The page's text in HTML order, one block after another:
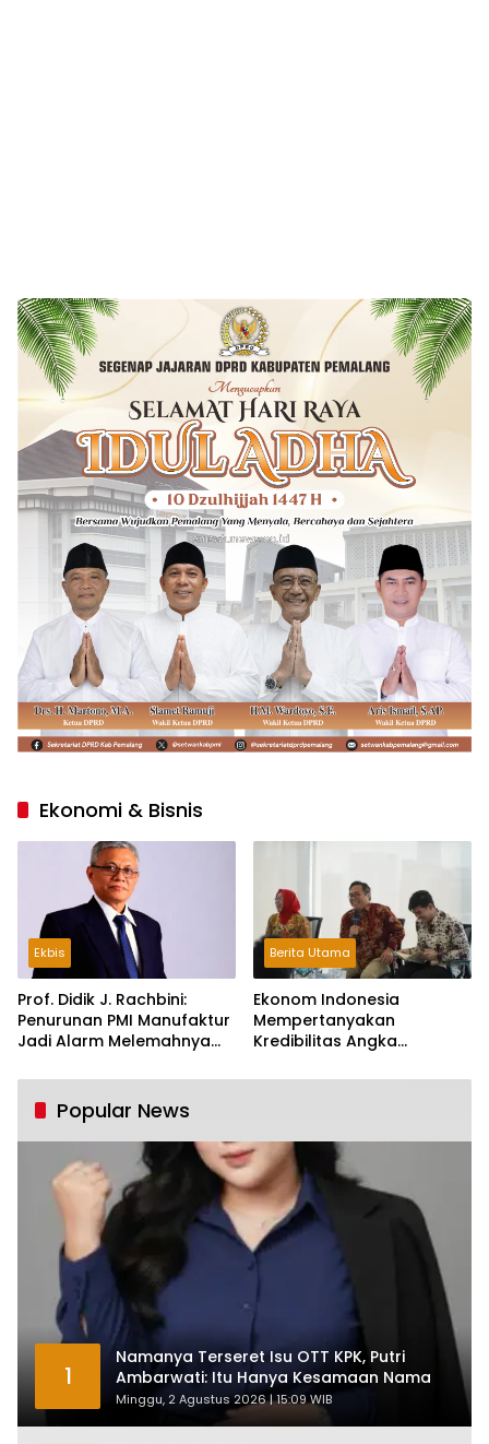
Ekonomi & Bisnis
Ekbis
Prof. Didik J. Rachbini:
Penurunan PMI Manufaktur
Jadi Alarm Melemahnya
Berita Utama
Ekonom Indonesia
Mempertanyakan
Kredibilitas Angka
Tumbuh Tapi Rapuh
Popular News
1
Namanya Terseret Isu OTT KPK, Putri
Ambarwati: Itu Hanya Kesamaan Nama
Minggu, 2 Agustus 2026 | 15:09 WIB